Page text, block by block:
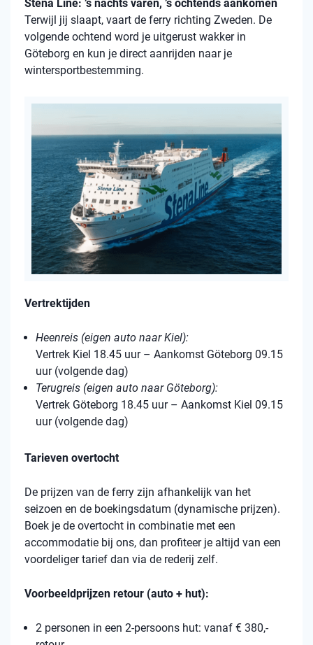
Stena Line: ’s nachts varen, ’s ochtends aankomen
Terwijl jij slaapt, vaart de ferry richting Zweden. De
volgende ochtend word je uitgerust wakker in
Göteborg en kun je direct aanrijden naar je
wintersportbestemming.
Vertrektijden
Heenreis (eigen auto naar Kiel):
Vertrek Kiel 18.45 uur – Aankomst Göteborg 09.15
uur (volgende dag)
Terugreis (eigen auto naar Göteborg):
Vertrek Göteborg 18.45 uur – Aankomst Kiel 09.15
uur (volgende dag)
Tarieven overtocht
De prijzen van de ferry zijn afhankelijk van het
seizoen en de boekingsdatum (dynamische prijzen).
Boek je de overtocht in combinatie met een
accommodatie bij ons, dan profiteer je altijd van een
voordeliger tarief dan via de rederij zelf.
Voorbeeldprijzen retour (auto + hut):
2 personen in een 2-persoons hut: vanaf € 380,-